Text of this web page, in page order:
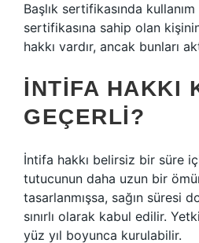
Başlık sertifikasında kullanım
sertifikasına sahip olan
hakkı vardır, ancak bunları
İNTIFA HAKKI
GEÇERLI?
İntifa hakkı belirsiz bir süre
tutucunun daha uzun bir
tasarlanmışsa, sağın süresi
sınırlı olarak kabul edilir.
yüz yıl boyunca kurulabilir.